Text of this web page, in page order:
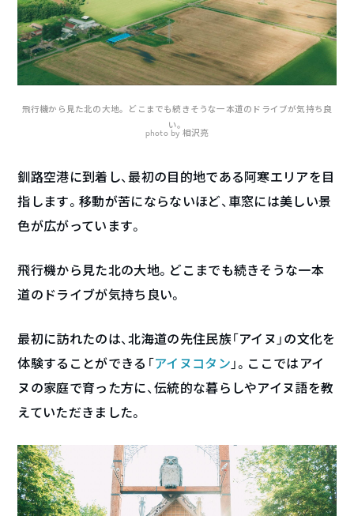
飛行機から見た北の大地。どこまでも続きそうな一本道のドライブが気持ち良
い。
photo by 相沢亮
釧路空港に到着し、最初の目的地である阿寒エリアを目
指します。移動が苦にならないほど、車窓には美しい景
色が広がっています。
飛行機から見た北の大地。どこまでも続きそうな一本
道のドライブが気持ち良い。
最初に訪れたのは、北海道の先住民族「アイヌ」︎の文化を
体験することができる「アイヌコタン 」。ここではアイ
ヌの家庭で育った方に、伝統的な暮らしやアイヌ語を教
えていただきました。